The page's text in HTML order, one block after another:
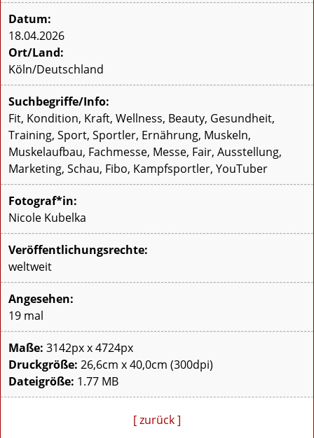
Datum:
18.04.2026
Ort/Land:
Köln/Deutschland
Suchbegriffe/Info:
Fit, Kondition, Kraft, Wellness, Beauty, Gesundheit,
Training, Sport, Sportler, Ernährung, Muskeln,
Muskelaufbau, Fachmesse, Messe, Fair, Ausstellung,
Marketing, Schau, Fibo, Kampfsportler, YouTuber
Fotograf*in:
Nicole Kubelka
Veröffentlichungsrechte:
weltweit
Angesehen:
19 mal
Maße: 3142px x 4724px
Druckgröße: 26,6cm x 40,0cm (300dpi)
Dateigröße: 1.77 MB
[ zurück ]